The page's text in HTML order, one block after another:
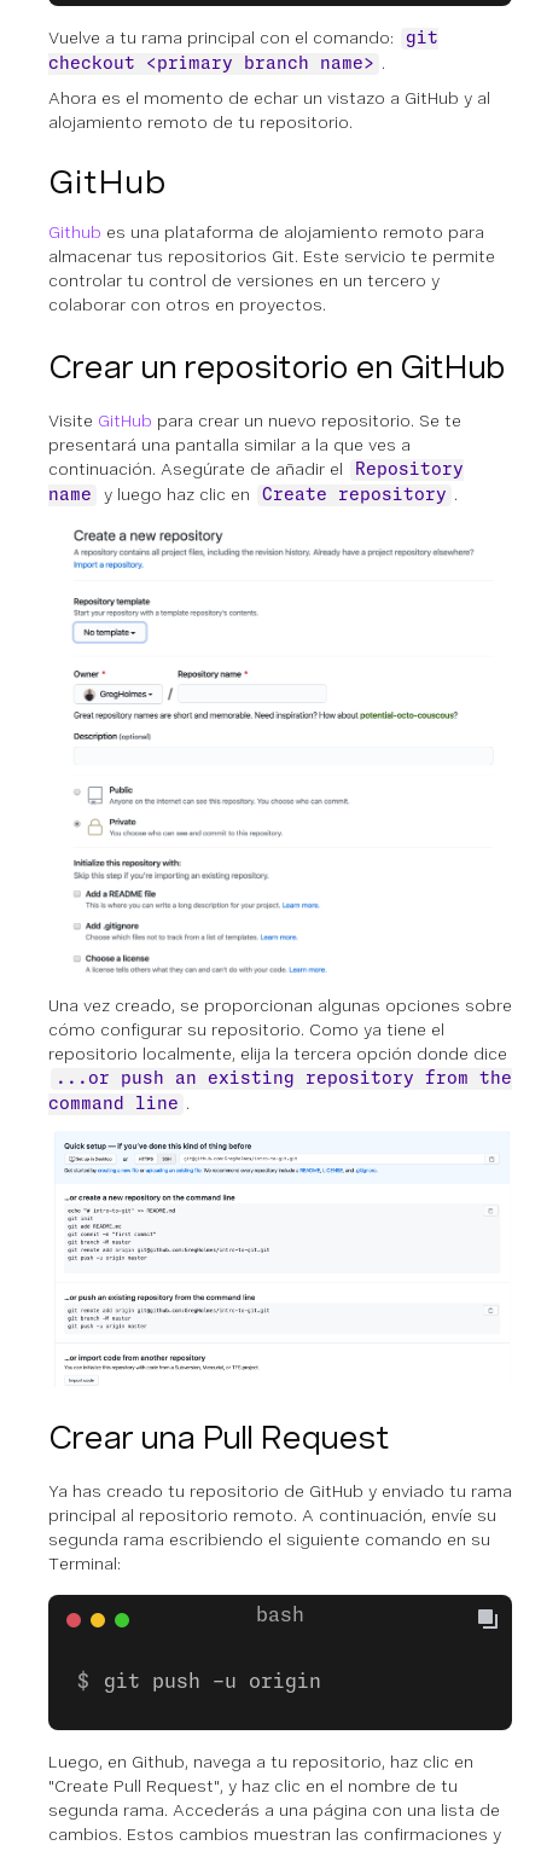
Vuelve a tu rama principal con el comando:
git
checkout <primary branch name> .
Ahora es el momento de echar un vistazo a GitHub y al
alojamiento remoto de tu repositorio.
GitHub
Github es una plataforma de alojamiento remoto para
almacenar tus repositorios Git. Este servicio te permite
controlar tu control de versiones en un tercero y
colaborar con otros en proyectos.
Crear un repositorio en GitHub
Visite GitHub para crear un nuevo repositorio. Se te
presentará una pantalla similar a la que ves a
continuación. Asegúrate de añadir el
Repository
name
y luego haz clic en Create repository .
Una vez creado, se proporcionan algunas opciones sobre
cómo configurar su repositorio. Como ya tiene el
repositorio localmente, elija la tercera opción donde dice
...or push an existing repository from the
command line .
Crear una Pull Request
Ya has creado tu repositorio de GitHub y enviado tu rama
principal al repositorio remoto. A continuación, envíe su
segunda rama escribiendo el siguiente comando en su
Terminal:
git push -u origin
Luego, en Github, navega a tu repositorio, haz clic en
"Create Pull Request", y haz clic en el nombre de tu
segunda rama. Accederás a una página con una lista de
cambios. Estos cambios muestran las confirmaciones y